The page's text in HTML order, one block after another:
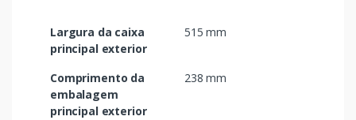
Largura da caixa
principal exterior
515 mm
Comprimento da
embalagem
principal exterior
238 mm